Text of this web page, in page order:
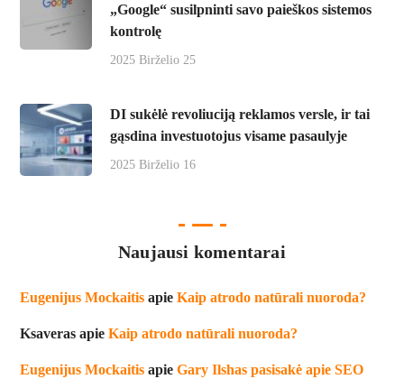
„Google“ susilpninti savo paieškos sistemos
kontrolę
2025 Birželio 25
DI sukėlė revoliuciją reklamos versle, ir tai
gąsdina investuotojus visame pasaulyje
2025 Birželio 16
Naujausi komentarai
Eugenijus Mockaitis apieKaip atrodo natūrali nuoroda?
Ksaveras apieKaip atrodo natūrali nuoroda?
Eugenijus Mockaitis apieGary Ilshas pasisakė apie SEO